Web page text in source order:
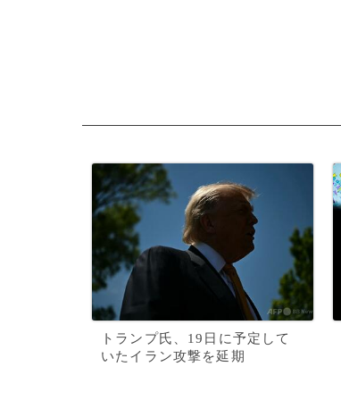
トランプ氏、19日に予定して
いたイラン攻撃を延期